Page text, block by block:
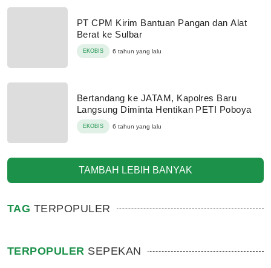
PT CPM Kirim Bantuan Pangan dan Alat
Berat ke Sulbar
EKOBIS 6 tahun yang lalu
Bertandang ke JATAM, Kapolres Baru
Langsung Diminta Hentikan PETI Poboya
EKOBIS 6 tahun yang lalu
TAMBAH LEBIH BANYAK
TAG TERPOPULER
TERPOPULER SEPEKAN